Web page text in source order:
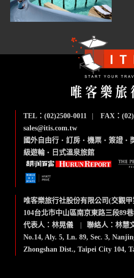
TEL：(02)2500-0011 FAX：
sales@itis.com.tw
國外自由行 ‧ 訂房 ‧ 機票 ‧ 簽證 ‧
級遊輪 ‧ 日式溫泉旅館
唯客樂旅行社股份有限公司(交觀甲
104台北市中山區南京東路三段89
代表人：林晃儀
聯絡人：林慧
No.14, Aly. 5, Ln. 89, Sec. 3,
Zhongshan Dist., Taipei City 104,